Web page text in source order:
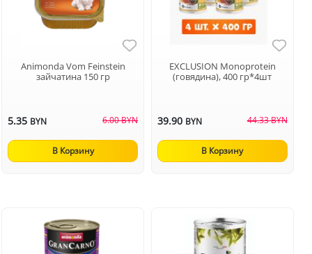
Animonda Vom Feinstein
зайчатина 150 гр
5.35 BYN 6.00 BYN
В Корзину
EXCLUSION Monoprotein
(говядина), 400 гр*4шт
39.90 BYN 44.33 BYN
В Корзину